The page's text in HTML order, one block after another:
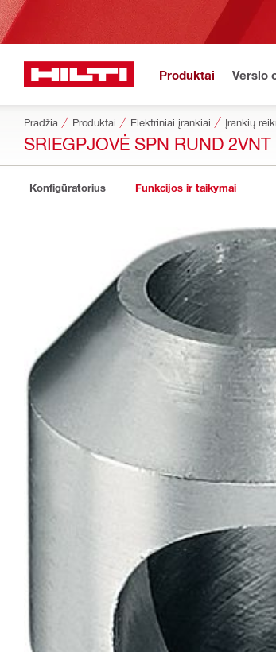
Produktai Verslo
Pradžia Produktai Elektriniai įrankiai Įrankių
SRIEGPJOVĖ SPN RUND 2VNT
Konfigūratorius Funkcijos ir taikymai